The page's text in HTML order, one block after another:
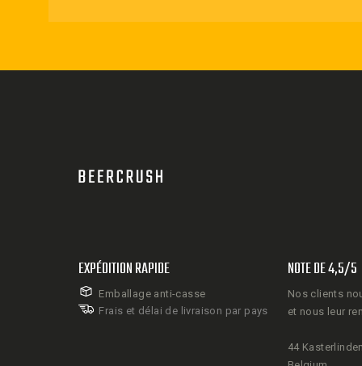
EXPÉDITION RAPIDE
Emballage anti-casse
Frais et délai de livraison par pays
NOTE DE 4,5/5
Nos clients
et nous leur
44